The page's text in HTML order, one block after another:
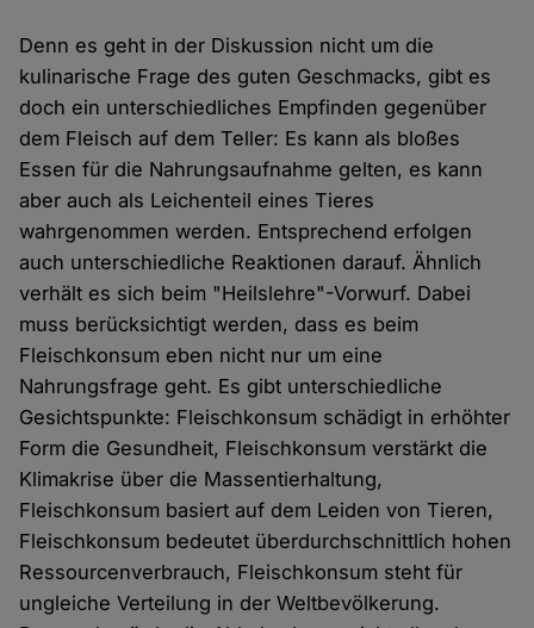
Denn es geht in der Diskussion nicht um die
kulinarische Frage des guten Geschmacks, gibt es
doch ein unterschiedliches Empfinden gegenüber
dem Fleisch auf dem Teller: Es kann als bloßes
Essen für die Nahrungsaufnahme gelten, es kann
aber auch als Leichenteil eines Tieres
wahrgenommen werden. Entsprechend erfolgen
auch unterschiedliche Reaktionen darauf. Ähnlich
verhält es sich beim "Heilslehre"-Vorwurf. Dabei
muss berücksichtigt werden, dass es beim
Fleischkonsum eben nicht nur um eine
Nahrungsfrage geht. Es gibt unterschiedliche
Gesichtspunkte: Fleischkonsum schädigt in erhöhter
Form die Gesundheit, Fleischkonsum verstärkt die
Klimakrise über die Massentierhaltung,
Fleischkonsum basiert auf dem Leiden von Tieren,
Fleischkonsum bedeutet überdurchschnittlich hohen
Ressourcenverbrauch, Fleischkonsum steht für
ungleiche Verteilung in der Weltbevölkerung.